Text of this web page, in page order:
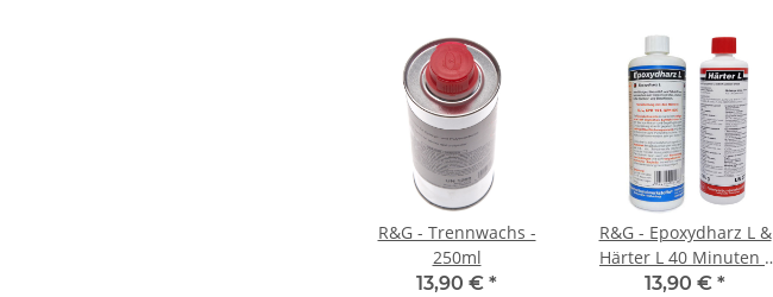
R&G - Trennwachs -
250ml
13,90 € *
R&G - Epoxydharz L &
Härter L 40 Minuten -
280g
13,90 € *